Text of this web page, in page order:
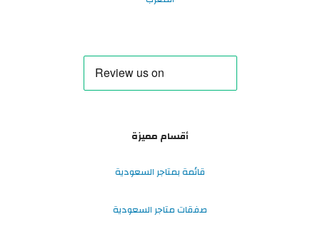
أقسام مميزة
قائمة بمتاجر السعودية
صفقات متاجر السعودية